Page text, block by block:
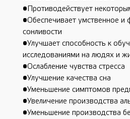
•Противодействует
•Обеспечивает умственное и
сонливости
•Улучшает способность к
исследованиями на людях и
•Ослабление чувства стресса
•Улучшение качества сна
•Уменьшение симптомов
•Увеличение производства
•Уменьшение производства